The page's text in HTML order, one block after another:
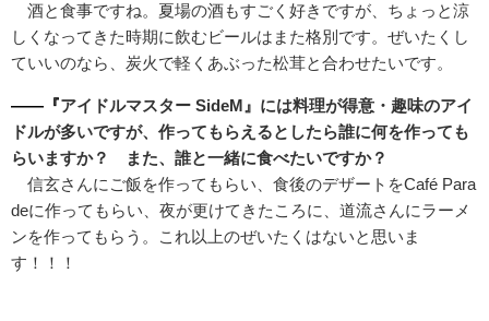
酒と食事ですね。夏場の酒もすごく好きですが、ちょっと涼
しくなってきた時期に飲むビールはまた格別です。ぜいたくし
ていいのなら、炭火で軽くあぶった松茸と合わせたいです。
――『アイドルマスター SideM』には料理が得意・趣味のアイ
ドルが多いですが、作ってもらえるとしたら誰に何を作っても
らいますか？ また、誰と一緒に食べたいですか？
信玄さんにご飯を作ってもらい、食後のデザートをCafé Para
deに作ってもらい、夜が更けてきたころに、道流さんにラーメ
ンを作ってもらう。これ以上のぜいたくはないと思いま
す！！！